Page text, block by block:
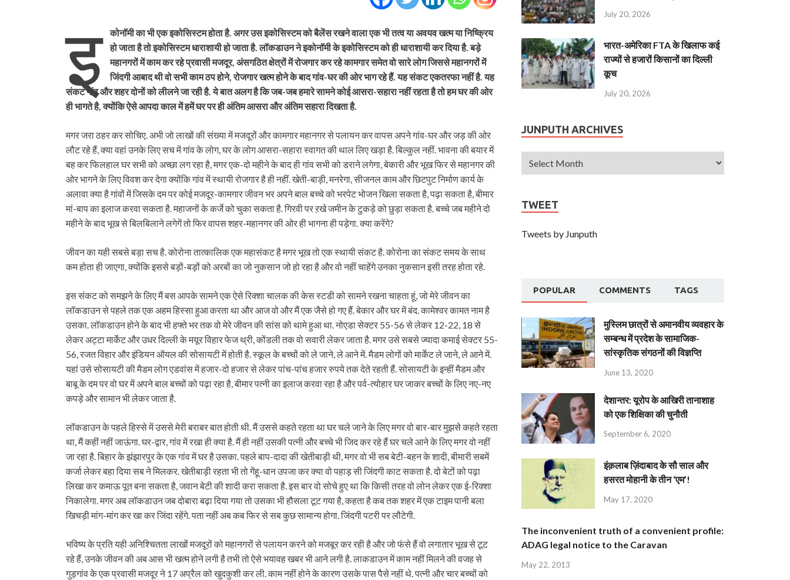
इ
कोनॉमी का भी एक इकोसिस्टम होता है. अगर उस इकोसिस्टम को बैलेंस रखने वाला एक भी तत्व या अवयव खत्म या निष्क्रिय
हो जाता है तो इकोसिस्टम धाराशायी हो जाता है. लॉकडाउन ने इकोनॉमी के इकोसिस्टम को ही धाराशायी कर दिया है. बड़े
महानगरों में काम कर रहे प्रवासी मजदूर, अंसगठित क्षेत्रों में रोजगार कर रहे कामगार समेत वो सारे लोग जिससे महानगरों में
जिंदगी आबाद थी वो सभी काम ठप होने, रोजगार खत्म होने के बाद गांव-घर की ओर भाग रहे हैं. यह संकट एकतरफा नहीं है. यह
संकट गांव और शहर दोनों को लीलने जा रही है. ये बात अलग है कि जब-जब हमारे सामने कोई आसरा-सहारा नहीं रहता है तो हम घर की ओर
ही भागते है, क्योंकि ऐसे आपदा काल में हमें घर पर ही अंतिम आसरा और अंतिम सहारा दिखता है.
मगर जरा ठहर कर सोचिए. अभी जो लाखों की संख्या में मजदूरों और कामगार महानगर से पलायन कर वापस अपने गांव-घर और जड़ की ओर
लौट रहे हैं, क्या वहां उनके लिए सच में गांव के लोग, घर के लोग आसरा-सहारा स्वागत की थाल लिए खड़ा है. बिल्कुल नहीं. भावना की बयार में
बह कर फिलहाल घर सभी को अच्छा लग रहा है, मगर एक-दो महीने के बाद ही गांव सभी को डराने लगेगा, बेकारी और भूख फिर से महानगर की
ओर भागने के लिए विवश कर देगा क्योंकि गांव में स्थायी रोजगार है ही नहीं. खेती-बाड़ी, मनरेगा, सीजनल काम और छिटपुट निर्माण कार्य के
अलावा क्या है गांवों में जिसके दम पर कोई मजदूर-कामगार जीवन भर अपने बाल बच्चे को भरपेट भोजन खिला सकता है, पढ़ा सकता है, बीमार
मां-बाप का इलाज करवा सकता है. महाजनों के कर्जे को चुका सकता है. गिरवी पर ऱखे जमीन के टुकड़े को छुड़ा सकता है. बच्चे जब महीने दो
महीने के बाद भूख से बिलबिलाने लगेगें तो फिर वापस शहर-महानगर की ओर ही भागना ही पड़ेगा. क्या करेंगे?
जीवन का यही सबसे बड़ा सच है. कोरोना तात्कालिक एक महासंकट है मगर भूख तो एक स्थायी संकट है. कोरोना का संकट समय के साथ
कम होता ही जाएगा, क्योंकि इससे बड़ों-बड़ों को अरबों का जो नुकसान जो हो रहा है और वो नहीं चाहेंगे उनका नुकसान इसी तरह होता रहे.
इस संकट को समझने के लिए मैं बस आपके सामने एक ऐसे रिक्शा चालक की केस स्टडी को सामने रखना चाहता हूं, जो मेरे जीवन का
लॉकडाउन से पहले तक एक अहम हिस्सा हुआ करता था और आज वो और मैं एक जैसे हो गए हैं. बेकार और घर में बंद. कामेश्वर कामत नाम है
उसका. लॉकडाउन होने के बाद भी हफ्ते भर तक वो मेरे जीवन की सांस को थामे हुआ था. नोएडा सेक्टर 55-56 से लेकर 12-22, 18 से
लेकर अट्टा मार्केट और उधर दिल्ली के मयूर विहार फेज थ्री, कोंडली तक वो सवारी लेकर जाता है. मगर उसे सबसे ज्यादा कमाई सेक्टर 55-
56, रजत विहार और इंडियन ऑयल की सोसायटी में होती है. स्कूल के बच्चों को ले जाने, ले आने में. मैडम लोगों को मार्केट ले जाने, ले आने में.
यहां उसे सोसायटी की मैडम लोग एडवांस में हजार-दो हजार से लेकर पांच-पांच हजार रुपये तक देते रहती हैं. सोसायटी के इन्हीं मैडम और
बाबू के दम पर वो घर में अपने बाल बच्चों को पढ़ा रहा है, बीमार पत्नी का इलाज करवा रहा है और पर्व-त्योहार घर जाकर बच्चों के लिए नए-नए
कपड़े और सामान भी लेकर जाता है.
लॉकडाउन के पहले हिस्से में उससे मेरी बराबर बात होती थी. मैं उससे कहते रहता था घर चले जाने के लिए मगर वो बार-बार मुझसे कहते रहता
था, मैं कहीं नहीं जाऊंगा. घर-द्वार, गांव में रखा ही क्या है. मैं ही नहीं उसकी पत्नी और बच्चे भी जिद कर रहे हैं घर चले आने के लिए मगर वो नहीं
जा रहा है. बिहार के झंझारपुर के एक गांव में घर है उसका. पहले बाप-दादा की खेतीबाड़ी थी, मगर वो भी सब बेटी-बहन के शादी, बीमारी सबमें
कर्जा लेकर बहा दिया सब ने मिलकर. खेतीबाड़ी रहता भी तो गेंहू-धान उपजा कर क्या वो पहाड़ सी जिंदगी काट सकता है. दो बेटों को पढ़ा
लिखा कर कमाऊ पूत बना सकता है, जवान बेटी की शादी करा सकता है. इस बार वो सोचे हुए था कि किसी तरह वो लोन लेकर एक ई-रिक्शा
निकालेगा. मगर अब लॉकडाउन जब दोबारा बढ़ा दिया गया तो उसका भी हौसला टूट गया है, कहता है कब तक शहर में एक टाइम पानी बला
खिचड़ी मांग-मांग कर खा कर जिंदा रहेंगे. पता नहीं अब कब फिर से सब कुछ सामान्य होगा. जिंदगी पटरी पर लौटेगी.
भविष्य के प्रति यही अनिश्चितता लाखों मजदूरों को महानगरों से पलायन करने को मजबूर कर रही है और जो फंसे हैं वो लगातार भूख से टूट
रहे हैं, उनके जीवन की अब आस भी खत्म होने लगी है तभी तो ऐसे भयावह खबर भी आने लगी है. लाकडाउन में काम नहीं मिलने की वजह से
गुड़गांव के एक प्रवासी मजदूर ने 17 अप्रैल को खुदकुशी कर ली. काम नहीं होने के कारण उसके पास पैसे नहीं थे. पत्नी और चार बच्चों को
July 20, 2026
भारत-अमेरिका FTA के खिलाफ कई
राज्यों से हजारों किसानों का दिल्ली
कूच
July 20, 2026
JUNPUTH ARCHIVES
TWEET
Tweets by Junputh
POPULAR COMMENTS TAGS
मुस्लिम छात्रों से अमानवीय व्यवहार के
सम्बन्ध में प्रदेश के सामाजिक-
सांस्कृतिक संगठनों की विज्ञप्ति
June 13, 2020
देशान्‍तर: यूरोप के आखिरी तानाशाह
को एक शिक्षिका की चुनौती
September 6, 2020
इंक़लाब ज़िंदाबाद के सौ साल और
हसरत मोहानी के तीन ‘एम’!
May 17, 2020
The inconvenient truth of a convenient profile:
ADAG legal notice to the Caravan
May 22, 2013